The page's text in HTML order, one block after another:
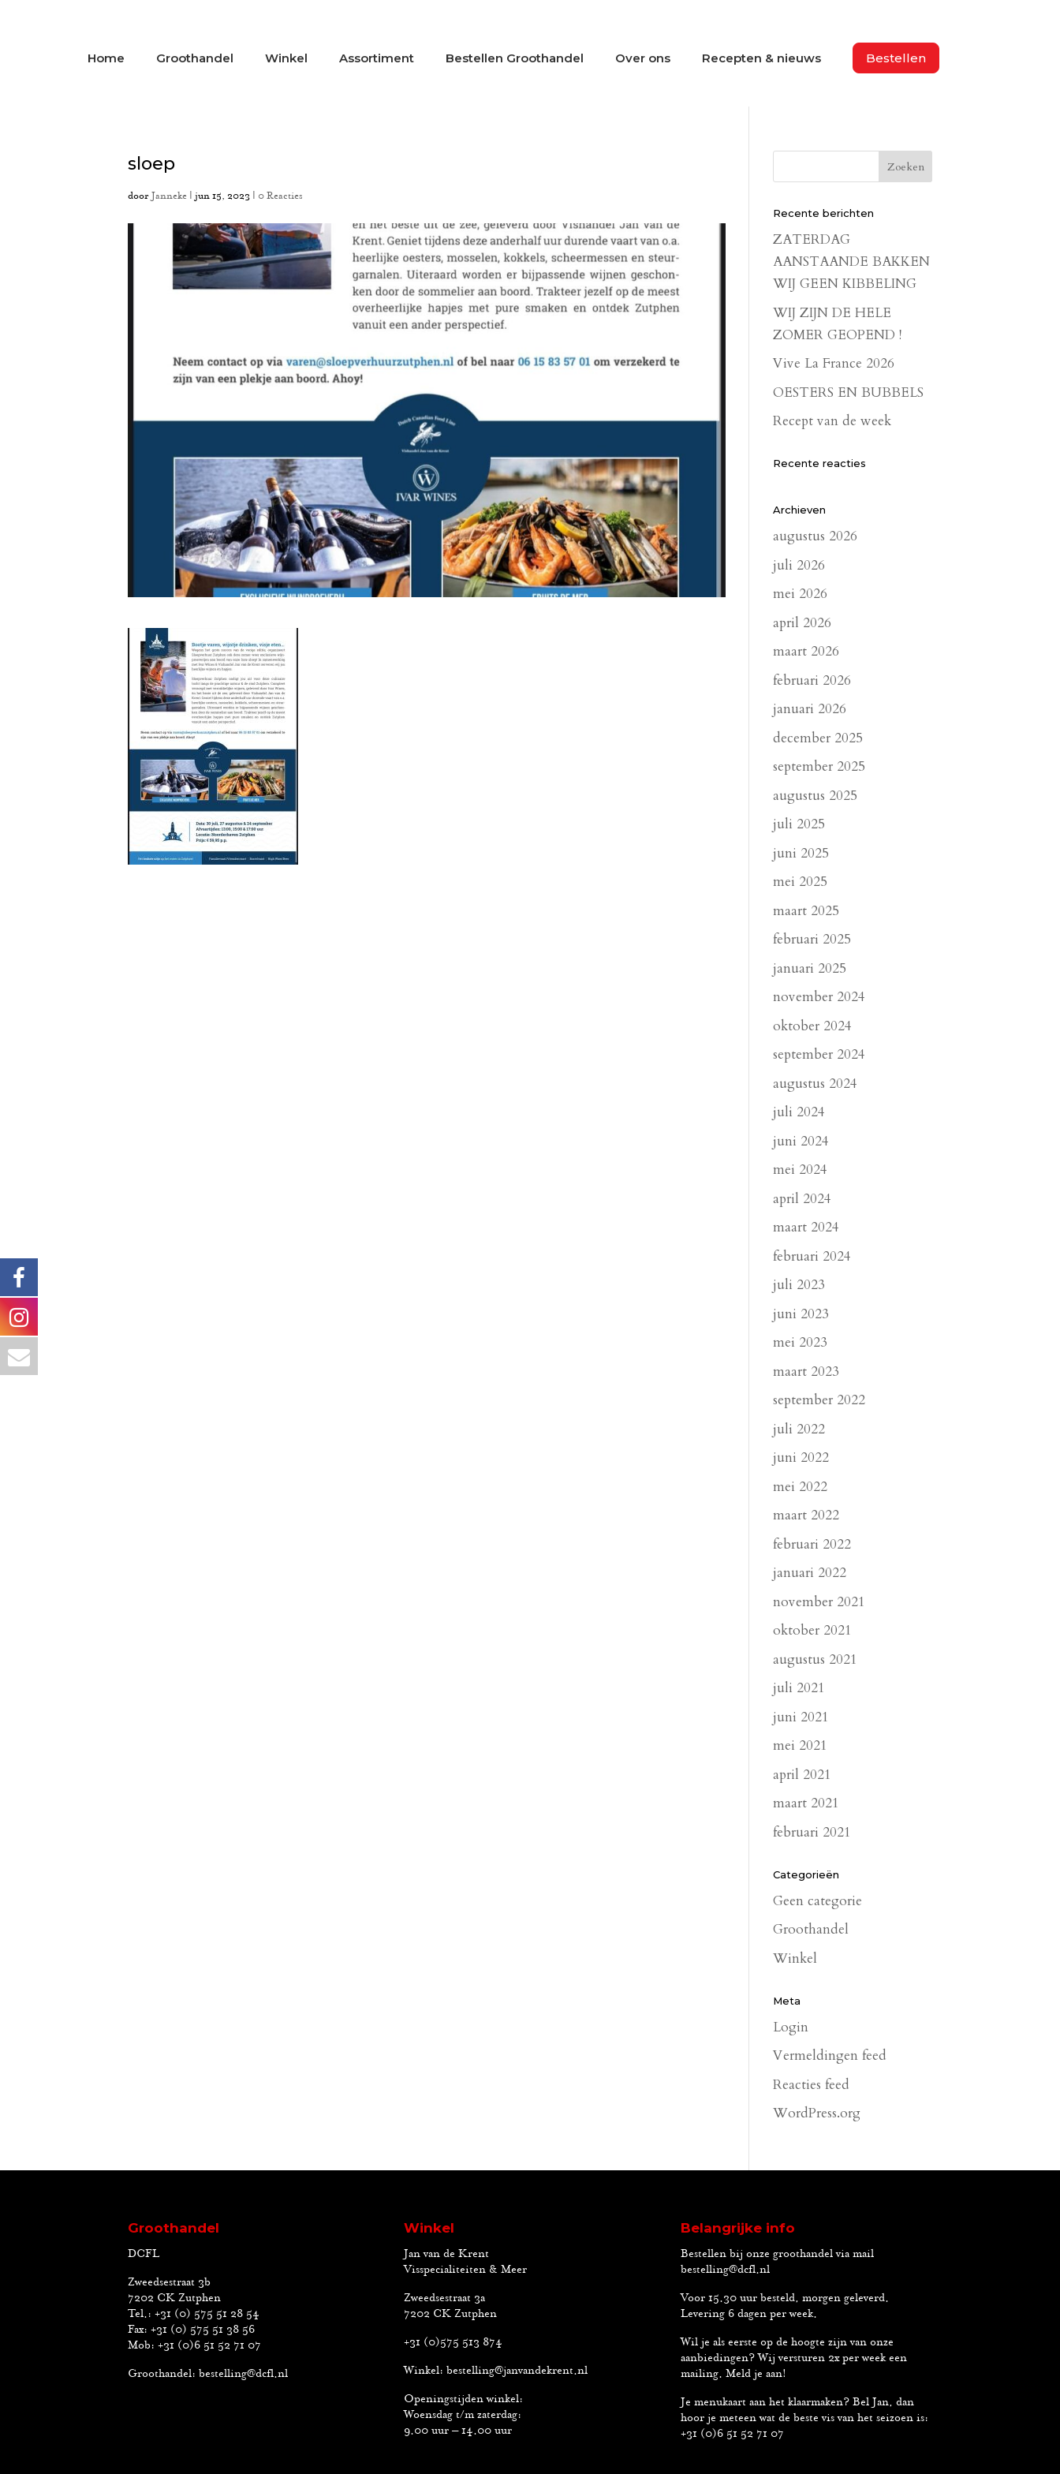
Home Groothandel Winkel Assortiment Bestellen Groothandel Over ons Recepten & nieuws Bestellen
sloep
doorJanneke| jun 15, 2023| 0 Reacties
Recente berichten
ZATERDAG
AANSTAANDE BAKKEN
WIJ GEEN KIBBELING
WIJ ZIJN DE HELE
ZOMER GEOPEND !
Vive La France 2026
OESTERS EN BUBBELS
Recept van de week
Recente reacties
Archieven
augustus 2026
juli 2026
mei 2026
april 2026
maart 2026
februari 2026
januari 2026
december 2025
september 2025
augustus 2025
juli 2025
juni 2025
mei 2025
maart 2025
februari 2025
januari 2025
november 2024
oktober 2024
september 2024
augustus 2024
juli 2024
juni 2024
mei 2024
april 2024
maart 2024
februari 2024
juli 2023
juni 2023
mei 2023
maart 2023
september 2022
juli 2022
juni 2022
mei 2022
maart 2022
februari 2022
januari 2022
november 2021
oktober 2021
augustus 2021
juli 2021
juni 2021
mei 2021
april 2021
maart 2021
februari 2021
Categorieën
Geen categorie
Groothandel
Winkel
Meta
Login
Vermeldingen feed
Reacties feed
WordPress.org
Groothandel
DCFL
Zweedsestraat 3b
7202 CK Zutphen
Tel.: +31 (0) 575 51 28 54
Fax: +31 (0) 575 51 38 56
Mob: +31 (0)6 51 52 71 07
Groothandel: bestelling@dcfl.nl
Winkel
Jan van de Krent
Visspecialiteiten & Meer
Zweedsestraat 3a
7202 CK Zutphen
+31 (0)575 513 874
Winkel:bestelling@janvandekrent.nl
Openingstijden winkel:
Woensdag t/m zaterdag:
9.00 uur – 14.00 uur
Belangrijke info
Bestellen bij onze groothandel via mail
bestelling@dcfl.nl
Voor 15.30 uur besteld, morgen geleverd.
Levering 6 dagen per week.
Wil je als eerste op de hoogte zijn van onze
aanbiedingen? Wij versturen 2x per week een
mailing. Meld je aan!
Je menukaart aan het klaarmaken? Bel Jan, dan
hoor je meteen wat de beste vis van het seizoen is:
+31 (0)6 51 52 71 07